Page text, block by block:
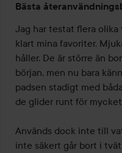
5
av
5
Bästa
Jag har testat flera olika
klart mina favoriter.
håller. De är större än
början, men nu bara
padsen stadigt med
de glider runt för
Används dock inte till
inte säkert går bort i